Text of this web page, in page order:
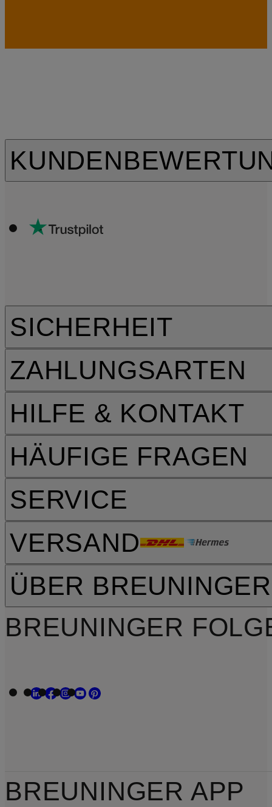
HILFE & KONTAKT
HÄUFIGE FRAGEN
SERVICE
VERSAND
SICHERHEIT
ZAHLUNGSARTEN
ÜBER BREUNINGER
BREUNINGER
BREUNINGER APP